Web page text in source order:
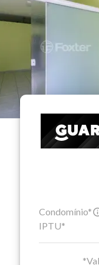
Condomínio*
IPTU*